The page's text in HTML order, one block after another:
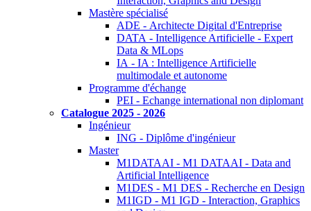
Mastère spécialisé
ADE - Architecte Digital d'Entreprise
DATA - Intelligence Artificielle - Expert
Data & MLops
IA - IA : Intelligence Artificielle
multimodale et autonome
Programme d'échange
PEI - Echange international non diplomant
Catalogue 2025 - 2026
Ingénieur
ING - Diplôme d'ingénieur
Master
M1DATAAI - M1 DATAAI - Data and
Artificial Intelligence
M1DES - M1 DES - Recherche en Design
M1IGD - M1 IGD - Interaction, Graphics